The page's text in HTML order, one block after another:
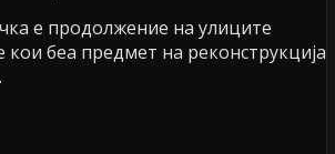
е продолжение на улиците
беа предмет на реконструкција